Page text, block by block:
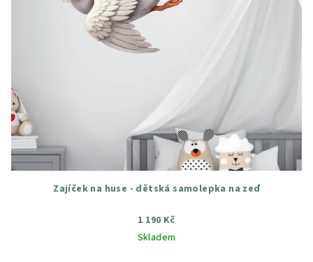
Zajíček na huse - dětská samolepka na zeď
1 190 Kč
Skladem